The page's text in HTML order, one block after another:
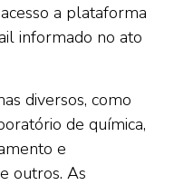
a plataforma
informado no ato
diversos, como
de química,
e
outros. As